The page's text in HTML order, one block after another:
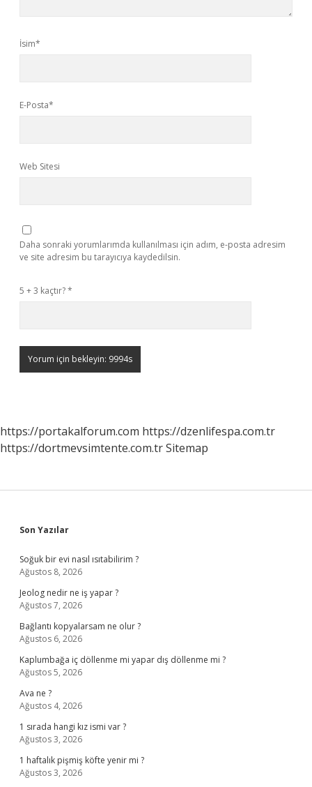
İsim*
E-Posta*
Web Sitesi
Daha sonraki yorumlarımda kullanılması için adım, e-posta adresim
ve site adresim bu tarayıcıya kaydedilsin.
5 + 3 kaçtır?*
https://portakalforum.com https://dzenlifespa.com.tr
https://dortmevsimtente.com.trSitemap
Sidebar
Son Yazılar
Soğuk bir evi nasıl ısıtabilirim ?
Ağustos 8, 2026
Jeolog nedir ne iş yapar ?
Ağustos 7, 2026
Bağlantı kopyalarsam ne olur ?
Ağustos 6, 2026
Kaplumbağa iç döllenme mi yapar dış döllenme mi ?
Ağustos 5, 2026
Ava ne ?
Ağustos 4, 2026
1 sırada hangi kız ismi var ?
Ağustos 3, 2026
1 haftalık pişmiş köfte yenir mi ?
Ağustos 3, 2026